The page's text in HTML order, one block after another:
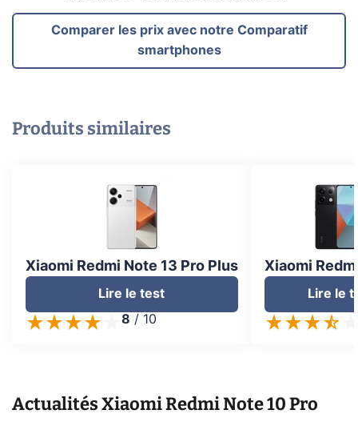
Comparer les prix avec notre Comparatif
smartphones
Produits similaires
Xiaomi Redmi Note 13 Pro Plus
Lire le test
8 / 10
Xiaomi
Lire le
ActualitésXiaomi Redmi Note 10 Pro